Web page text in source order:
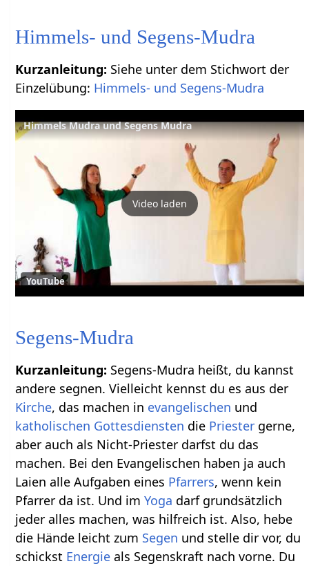
Himmels- und Segens-Mudra
Kurzanleitung: Siehe unter dem Stichwort der
Einzelübung: Himmels- und Segens-Mudra
Himmels Mudra und Segens Mudra
Video laden
YouTube
Segens-Mudra
Kurzanleitung: Segens-Mudra heißt, du kannst
andere segnen. Vielleicht kennst du es aus der
Kirche, das machen in evangelischen und
katholischen Gottesdiensten die Priester gerne,
aber auch als Nicht-Priester darfst du das
machen. Bei den Evangelischen haben ja auch
Laien alle Aufgaben eines Pfarrers, wenn kein
Pfarrer da ist. Und imYoga darf grundsätzlich
jeder alles machen, was hilfreich ist. Also, hebe
die Hände leicht zum Segen und stelle dir vor, du
schickst Energie als Segenskraft nach vorne. Du